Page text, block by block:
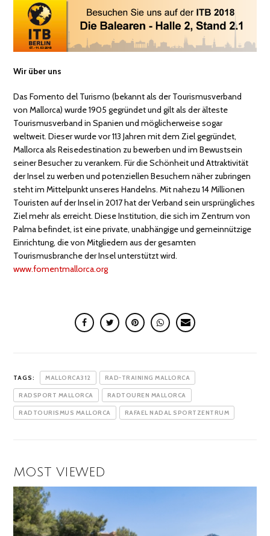
Wir über uns
Das Fomento del Turismo (bekannt als der Tourismusverband
von Mallorca) wurde 1905 gegründet und gilt als der älteste
Tourismusverband in Spanien und möglicherweise sogar
weltweit. Dieser wurde vor 113 Jahren mit dem Ziel gegründet,
Mallorca als Reisedestination zu bewerben und im Bewustsein
seiner Besucher zu verankern. Für die Schönheit und Attraktivität
der Insel zu werben und potenziellen Besuchern näher zubringen
steht im Mittelpunkt unseres Handelns. Mit nahezu 14 Millionen
Touristen auf der Insel in 2017 hat der Verband sein ursprüngliches
Ziel mehr als erreicht. Diese Institution, die sich im Zentrum von
Palma befindet, ist eine private, unabhängige und gemeinnützige
Einrichtung, die von Mitgliedern aus der gesamten
Tourismusbranche der Insel unterstützt wird.
www.fomentmallorca.org
TAGS: MALLORCA312 RAD-TRAINING MALLORCA
RADSPORT MALLORCA RADTOUREN MALLORCA
RADTOURISMUS MALLORCA RAFAEL NADAL SPORTZENTRUM
MOST VIEWED